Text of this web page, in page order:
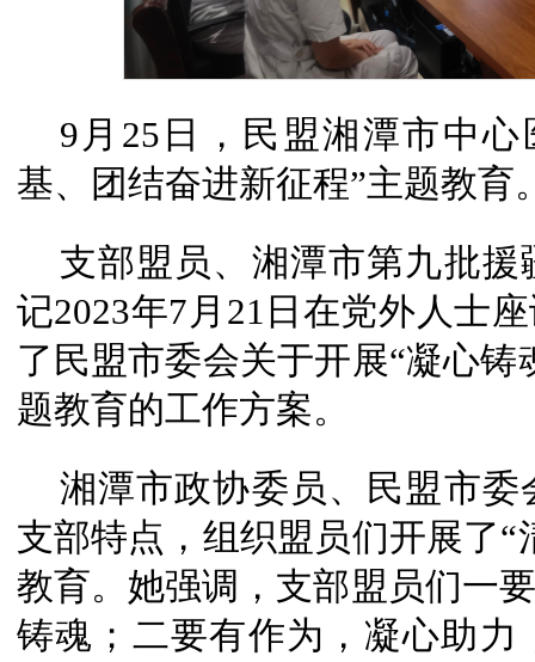
9月25日，民盟湘潭市中
基、团结奋进新征程”主题教育
支部盟员、湘潭市第九批
记2023年7月21日在党外人士
了民盟市委会关于开展“凝心
题教育的工作方案。
湘潭市政协委员、民盟市
支部特点，组织盟员们开展了
教育。她强调，支部盟员们一
铸魂；二要有作为，凝心助